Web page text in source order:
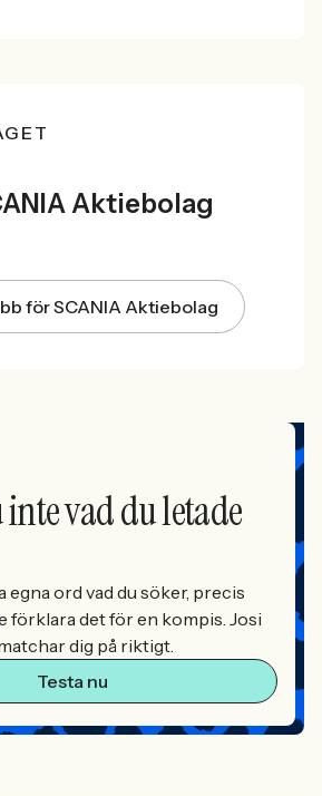
Aktiebolag
för SCANIA Aktiebolag
vad du letade
egna ord vad du söker, precis
förklara det för en kompis. Josi
dig på riktigt.
Testa nu